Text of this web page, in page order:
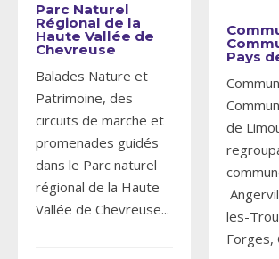
Parc Naturel
Régional de la
Haute Vallée de
Chevreuse
Balades Nature et
Patrimoine, des
circuits de marche et
promenades guidés
dans le Parc naturel
régional de la Haute
Vallée de Chevreuse...
Pays
de
les-
Forges,